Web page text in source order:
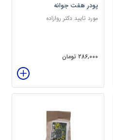
پودر هفت جوانه
مورد تایید دکتر روازاده
286,000 تومان